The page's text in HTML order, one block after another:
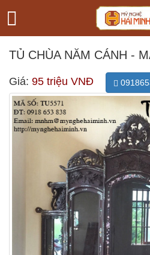
TỦ CHÙA NĂM CÁNH -
Giá: 95 triệu VNĐ